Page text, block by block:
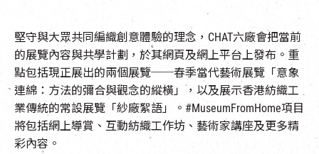
堅守與大眾共同編織創意體驗的理念，CHAT六廠會把當前
的展覽內容與共學計劃，於其網頁及網上平台上發布。重
點包括現正展出的兩個展覽──春季當代藝術展覽「意象
連綿：方法的彌合與觀念的縱橫」，以及展示香港紡織工
業傳統的常設展覽「紗廠絮語」。#MuseumFromHome項目
將包括網上導賞、互動紡織工作坊、藝術家講座及更多精
彩內容。